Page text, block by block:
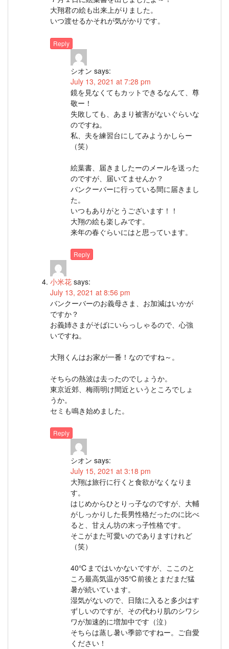
大翔君の絵も出来上がりました。
いつ渡せるかそれが気がかりです。
Reply
シオン says:
July 13, 2021 at 7:28 pm
鏡を見なくてもカットできるなんて、尊
敬ー！
失敗しても、あまり被害がないぐらいな
のですね。
私、夫を練習台にしてみようかしらー
（笑）
絵葉書、届きましたーのメールを送った
のですが、届いてませんか？
バンクーバーに行っている間に届きまし
た。
いつもありがとうございます！！
大翔の絵も楽しみです。
来年の春ぐらいにはと思っています。
Reply
小米花 says:
July 13, 2021 at 8:56 pm
バンクーバーのお義母さま、お加減はいかが
ですか？
お義姉さまがそばにいらっしゃるので、心強
いですね。
大翔くんはお家が一番！なのですね～。
そちらの熱波は去ったのでしょうか。
東京近郊、梅雨明け間近というところでしょ
うか。
セミも鳴き始めました。
Reply
シオン says:
July 15, 2021 at 3:18 pm
大翔は旅行に行くと食欲がなくなりま
す。
はじめからひとりっ子なのですが、大輔
がしっかりした長男性格だったのに比べ
ると、甘えん坊の末っ子性格です。
そこがまた可愛いのでありますけれど
（笑）
40℃まではいかないですが、ここのと
ころ最高気温が35℃前後とまだまだ猛
暑が続いています。
湿気がないので、日陰に入ると多少はす
ずしいのですが、その代わり肌のシワシ
ワが加速的に増加中です（泣）
そちらは蒸し暑い季節ですねー。ご自愛
ください！